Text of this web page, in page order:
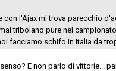
con l'Ajax mi trova parecchio
tribolano pure nel campionato
facciamo schifo in Italia da
E non parlo di vittorie...